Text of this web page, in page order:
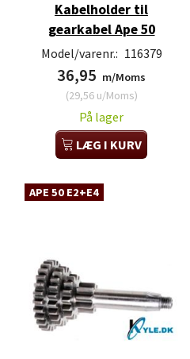
Kabelholder til
gearkabel Ape 50
Model/varenr.: 116379
36,95 m/Moms
(29,56u/Moms)
På lager
LÆG I KURV
APE 50 E2+E4